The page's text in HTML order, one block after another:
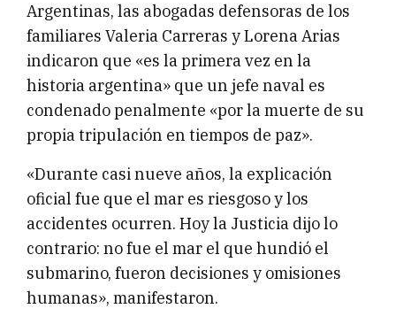
Argentinas, las abogadas defensoras de los
familiares Valeria Carreras y Lorena Arias
indicaron que «es la primera vez en la
historia argentina» que un jefe naval es
condenado penalmente «por la muerte de su
propia tripulación en tiempos de paz».
«Durante casi nueve años, la explicación
oficial fue que el mar es riesgoso y los
accidentes ocurren. Hoy la Justicia dijo lo
contrario: no fue el mar el que hundió el
submarino, fueron decisiones y omisiones
humanas», manifestaron.